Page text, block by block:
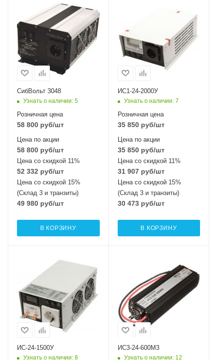
СибВольт 3048
Узнать о наличии: 5
Розничная цена
58 800 руб/шт
Цена по акции
58 800 руб/шт
Цена со скидкой 11%
52 332 руб/шт
Цена со скидкой 15%
(Склад 3 и транзиты)
49 980 руб/шт
В КОРЗИНУ
ИС1-24-2000У
Узнать о наличии: 7
Розничная цена
35 850руб/шт
Цена по акции
35 850руб/шт
Цена со скидкой 11%
31 907руб/шт
Цена со скидкой 15%
(Склад 3 и транзиты)
30 473руб/шт
В КОРЗИНУ
ИС-24-1500У
Узнать о наличии: 8
мощность (активная),
ИС3-24-600М3
Узнать о наличии: 12